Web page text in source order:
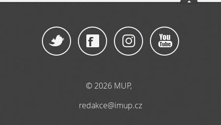
© 2026 MUP,
redakce@imup.cz